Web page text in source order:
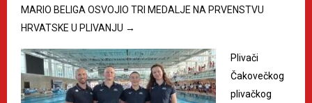
MARIO BELIGA OSVOJIO TRI MEDALJE NA PRVENSTVU
HRVATSKE U PLIVANJU →
Plivači
Čakovečkog
plivačkog